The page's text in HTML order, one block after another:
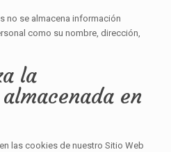
no se almacena información
como su nombre, dirección,
la
en
las cookies de nuestro Sitio Web